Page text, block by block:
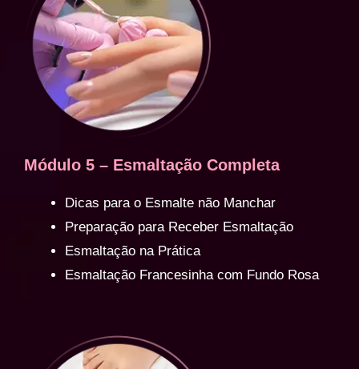
Módulo 5 – Esmaltação Completa
Dicas para o Esmalte não Manchar
Preparação para Receber Esmaltação
Esmaltação na Prática
Esmaltação Francesinha com Fundo Rosa